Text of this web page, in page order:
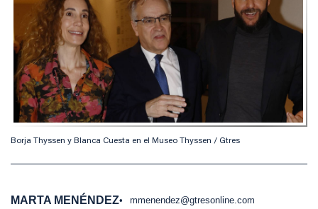
Borja Thyssen y Blanca Cuesta en el Museo Thyssen / Gtres
MARTA MENÉNDEZ mmenendez@gtresonline.com